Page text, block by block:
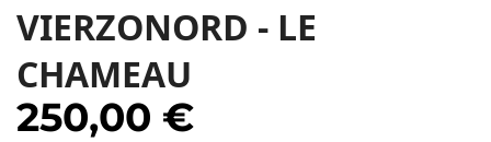
VIERZONORD - LE
CHAMEAU
250,00 €